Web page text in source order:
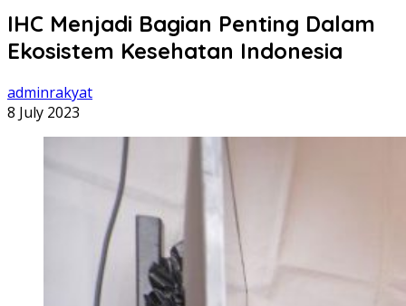
IHC Menjadi Bagian Penting Dalam
Ekosistem Kesehatan Indonesia
adminrakyat
8 July 2023